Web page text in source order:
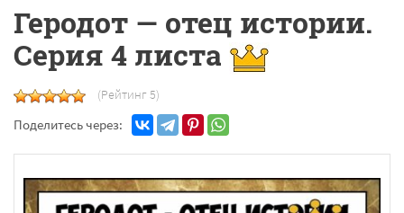
Геродот — отец истории.
Серия 4 листа
(Рейтинг 5)
Поделитесь через: